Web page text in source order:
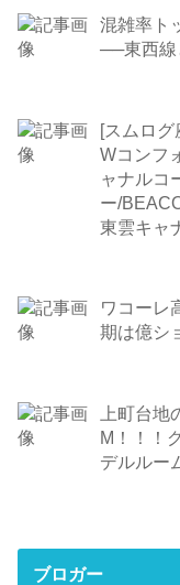
混雑率ト
──東西線
[スムログ
Wコンフ
ャナルコ
ー/
東雲キャ
ワコーレ
期は億シ
上町台
M！！！
デルルー
ブロガー